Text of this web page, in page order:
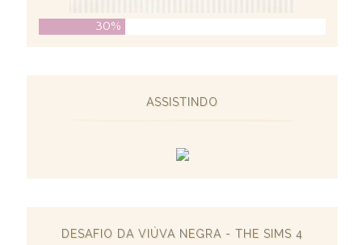
30%
ASSISTINDO
DESAFIO DA VIÚVA NEGRA - THE SIMS 4